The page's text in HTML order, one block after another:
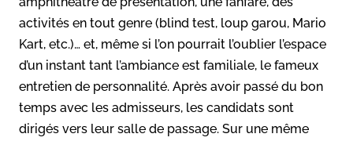
activités en tout genre (blind test, loup garou, Mario
Kart, etc.)… et, même si l’on pourrait l’oublier l’espace
d’un instant tant l’ambiance est familiale, le fameux
entretien de personnalité. Après avoir passé du bon
temps avec les admisseurs, les candidats sont
dirigés vers leur salle de passage. Sur une même